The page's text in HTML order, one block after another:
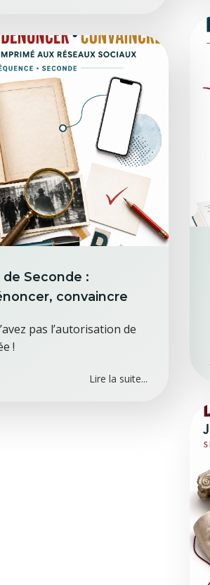
Seconde :
convaincre
pas l’autorisation de
!
Lire la suite...